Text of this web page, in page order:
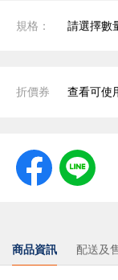
規格： 請選擇數
折價券 查看可使
商品資訊 配送及